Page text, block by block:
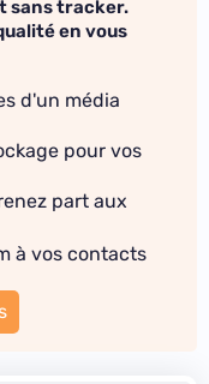
sans tracker.
en vous
d'un média
pour vos
part aux
à vos contacts